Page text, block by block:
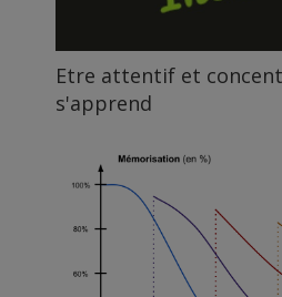
Etre attentif et
s'apprend